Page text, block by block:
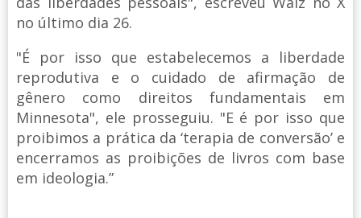
no último dia 26.
"É por isso que estabelecemos a liberdade
reprodutiva e o cuidado de afirmação de
gênero como direitos fundamentais em
Minnesota", ele prosseguiu. "E é por isso que
proibimos a prática da ‘terapia de conversão’ e
encerramos as proibições de livros com base
em ideologia.”